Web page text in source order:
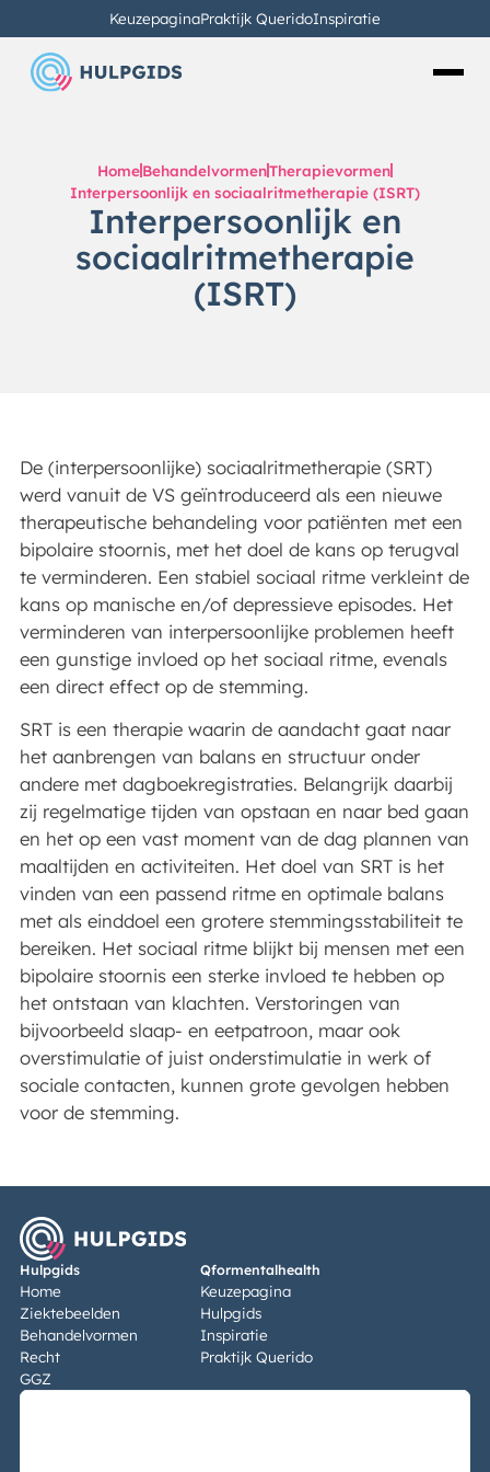
KeuzepaginaPraktijk QueridoInspiratie
HomeBehandelvormenTherapievormen
Interpersoonlijk en sociaalritmetherapie (ISRT)
Interpersoonlijk en
sociaalritmetherapie
(ISRT)
De (interpersoonlijke) sociaalritmetherapie (SRT)
werd vanuit de VS geïntroduceerd als een nieuwe
therapeutische behandeling voor patiënten met een
bipolaire stoornis, met het doel de kans op terugval
te verminderen. Een stabiel sociaal ritme verkleint de
kans op manische en/of depressieve episodes. Het
verminderen van interpersoonlijke problemen heeft
een gunstige invloed op het sociaal ritme, evenals
een direct effect op de stemming.
SRT is een therapie waarin de aandacht gaat naar
het aanbrengen van balans en structuur onder
andere met dagboekregistraties. Belangrijk daarbij
zij regelmatige tijden van opstaan en naar bed gaan
en het op een vast moment van de dag plannen van
maaltijden en activiteiten. Het doel van SRT is het
vinden van een passend ritme en optimale balans
met als einddoel een grotere stemmingsstabiliteit te
bereiken. Het sociaal ritme blijkt bij mensen met een
bipolaire stoornis een sterke invloed te hebben op
het ontstaan van klachten. Verstoringen van
bijvoorbeeld slaap- en eetpatroon, maar ook
overstimulatie of juist onderstimulatie in werk of
sociale contacten, kunnen grote gevolgen hebben
voor de stemming.
Hulpgids
Home
Ziektebeelden
Behandelvormen
Recht
GGZ
Qformentalhealth
Keuzepagina
Hulpgids
Inspiratie
Praktijk Querido